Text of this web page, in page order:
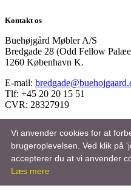
Kontakt os
Buehøjgård Møbler A/S
Bredgade 28 (Odd Fellow
1260 København K.
E-mail:
Tlf: +45 20 20 15 51
CVR: 28327919
Vi anvender cookies for at
brugeroplevelsen. Ved klik på
accepterer du at vi anvender
Læs mere